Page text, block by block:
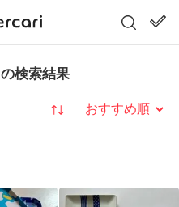
検索結果
並び替え